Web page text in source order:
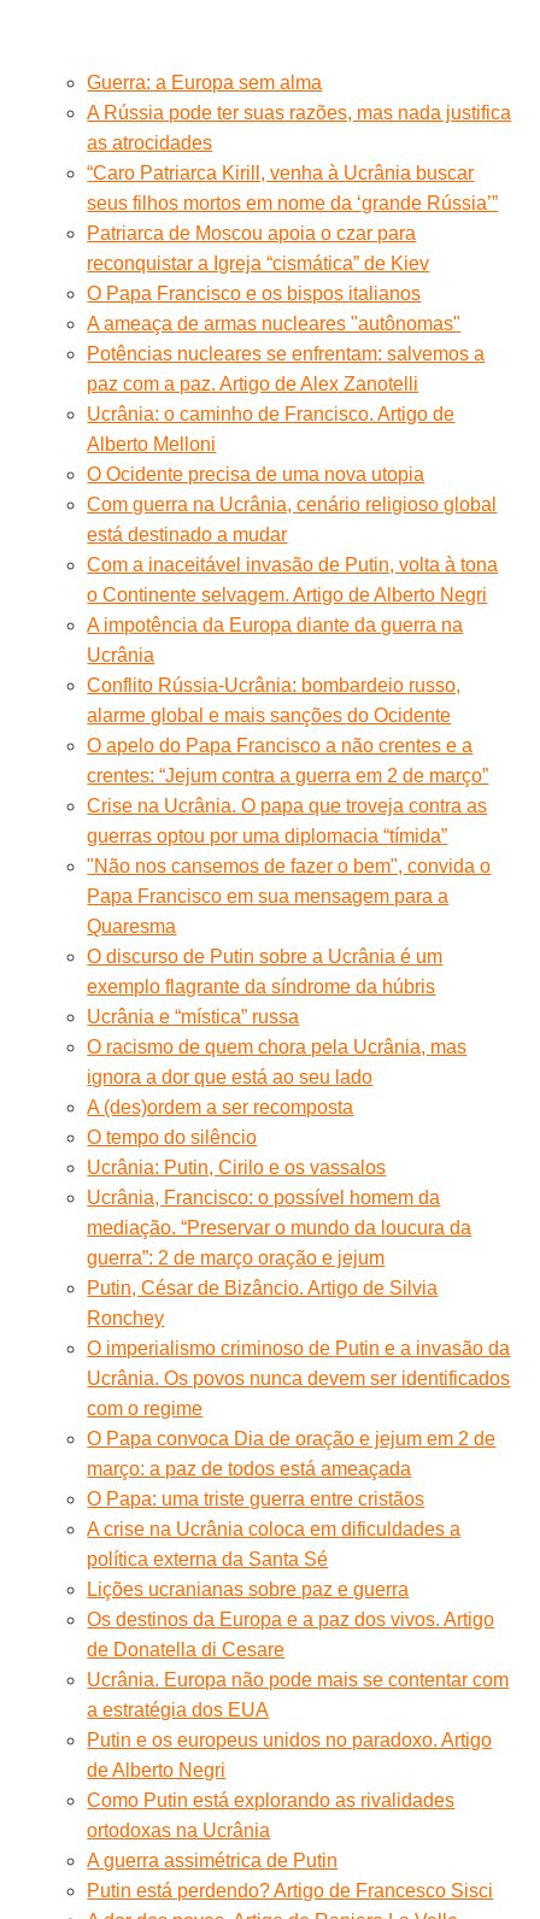
Guerra: a Europa sem alma
A Rússia pode ter suas razões, mas nada justifica
as atrocidades
“Caro Patriarca Kirill, venha à Ucrânia buscar
seus filhos mortos em nome da ‘grande Rússia’”
Patriarca de Moscou apoia o czar para
reconquistar a Igreja “cismática” de Kiev
O Papa Francisco e os bispos italianos
A ameaça de armas nucleares "autônomas"
Potências nucleares se enfrentam: salvemos a
paz com a paz. Artigo de Alex Zanotelli
Ucrânia: o caminho de Francisco. Artigo de
Alberto Melloni
O Ocidente precisa de uma nova utopia
Com guerra na Ucrânia, cenário religioso global
está destinado a mudar
Com a inaceitável invasão de Putin, volta à tona
o Continente selvagem. Artigo de Alberto Negri
A impotência da Europa diante da guerra na
Ucrânia
Conflito Rússia-Ucrânia: bombardeio russo,
alarme global e mais sanções do Ocidente
O apelo do Papa Francisco a não crentes e a
crentes: “Jejum contra a guerra em 2 de março”
Crise na Ucrânia. O papa que troveja contra as
guerras optou por uma diplomacia “tímida”
"Não nos cansemos de fazer o bem", convida o
Papa Francisco em sua mensagem para a
Quaresma
O discurso de Putin sobre a Ucrânia é um
exemplo flagrante da síndrome da húbris
Ucrânia e “mística” russa
O racismo de quem chora pela Ucrânia, mas
ignora a dor que está ao seu lado
A (des)ordem a ser recomposta
O tempo do silêncio
Ucrânia: Putin, Cirilo e os vassalos
Ucrânia, Francisco: o possível homem da
mediação. “Preservar o mundo da loucura da
guerra”: 2 de março oração e jejum
Putin, César de Bizâncio. Artigo de Silvia
Ronchey
O imperialismo criminoso de Putin e a invasão da
Ucrânia. Os povos nunca devem ser identificados
com o regime
O Papa convoca Dia de oração e jejum em 2 de
março: a paz de todos está ameaçada
O Papa: uma triste guerra entre cristãos
A crise na Ucrânia coloca em dificuldades a
política externa da Santa Sé
Lições ucranianas sobre paz e guerra
Os destinos da Europa e a paz dos vivos. Artigo
de Donatella di Cesare
Ucrânia. Europa não pode mais se contentar com
a estratégia dos EUA
Putin e os europeus unidos no paradoxo. Artigo
de Alberto Negri
Como Putin está explorando as rivalidades
ortodoxas na Ucrânia
A guerra assimétrica de Putin
Putin está perdendo? Artigo de Francesco Sisci